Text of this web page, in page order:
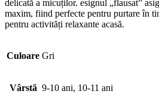
delicată a micuților. esignul „flausat”
maxim, fiind perfecte pentru purtare în
pentru activități relaxante acasă.
Culoare Gri
Vârstă 9-10 ani, 10-11 ani